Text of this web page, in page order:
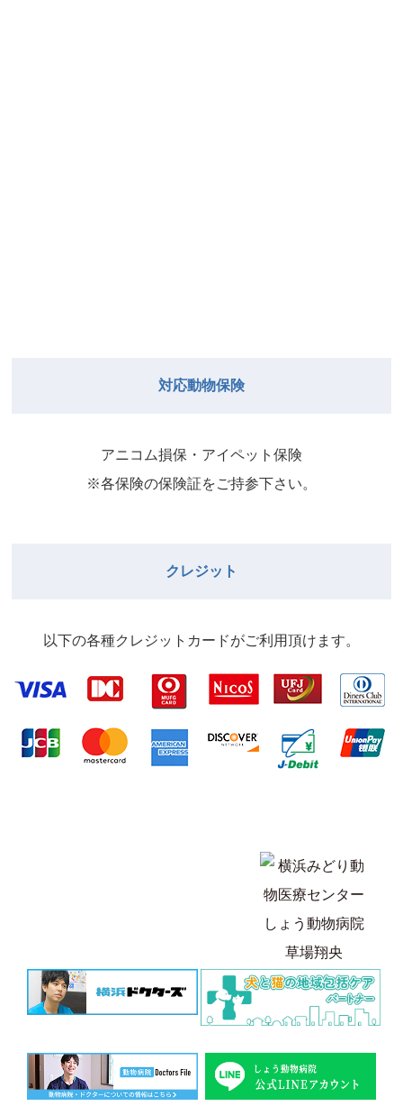
対応動物保険
アニコム損保・アイペット保険
※各保険の保険証をご持参下さい。
クレジット
以下の各種クレジットカードがご利⽤頂けます。